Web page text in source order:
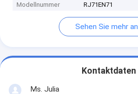
Modellnummer
RJ71EN71
Sehen Sie mehr an
Kontaktdaten
Ms. Julia